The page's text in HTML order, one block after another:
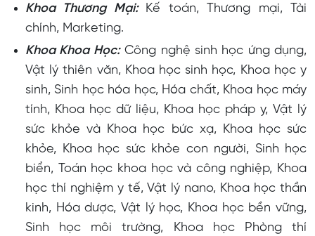
Khoa Thương Mại: Kế toán, Thương mại, Tài
chính, Marketing.
Khoa Khoa Học:Công nghệ sinh học ứng dụng,
Vật lý thiên văn, Khoa học sinh học, Khoa học y
sinh, Sinh học hóa học, Hóa chất, Khoa học máy
tính, Khoa học dữ liệu, Khoa học pháp y, Vật lý
sức khỏe và Khoa học bức xạ, Khoa học sức
khỏe, Khoa học sức khỏe con người, Sinh học
biển, Toán học khoa học và công nghiệp, Khoa
học thí nghiệm y tế, Vật lý nano, Khoa học thần
kinh, Hóa dược, Vật lý học, Khoa học bền vững,
Sinh học môi trường, Khoa học Phòng thí